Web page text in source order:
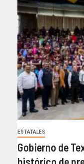
ESTATALES
Gobierno de